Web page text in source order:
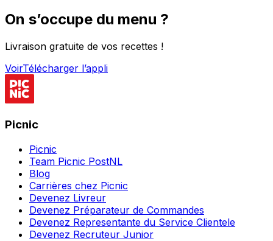
On s’occupe du menu ?
Livraison gratuite de vos recettes !
VoirTélécharger l’appli
Picnic
Picnic
Team Picnic PostNL
Blog
Carrières chez Picnic
Devenez Livreur
Devenez Préparateur de Commandes
Devenez Representante du Service Clientele
Devenez Recruteur Junior